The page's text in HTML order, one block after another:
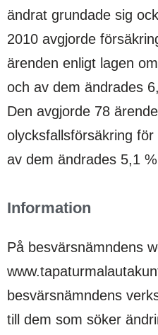
ändrat grundade sig
2010 avgjorde
ärenden enligt lagen
och av dem ändrades
Den avgjorde 78
olycksfallsförsäkring
av dem ändrades 5,1
Information
På besvärsnämndens
besvärsnämndens
till dem som söker